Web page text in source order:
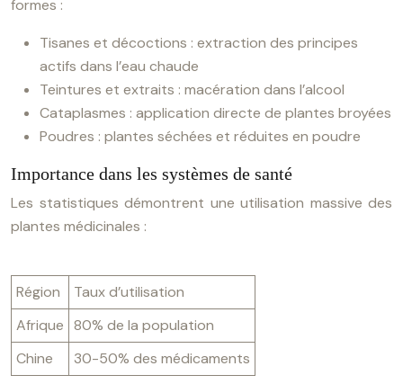
formes :
Tisanes et décoctions : extraction des principes
actifs dans l’eau chaude
Teintures et extraits : macération dans l’alcool
Cataplasmes : application directe de plantes broyées
Poudres : plantes séchées et réduites en poudre
Importance dans les systèmes de santé
Les statistiques démontrent une utilisation massive des
plantes médicinales :
Région
Taux d’utilisation
Afrique 80% de la population
Chine
30-50% des médicaments